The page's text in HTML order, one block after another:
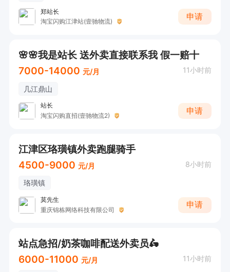
郑站长
淘宝闪购江津站(壹驰物流)
申请
🌸🌸我是站长 送外卖直接联系我 假一赔十
7000-14000 元/月 11小时前
几江鼎山
站长
淘宝闪购直招(壹驰物流2)
申请
江津区珞璜镇外卖跑腿骑手
4500-9000 元/月 8小时前
珞璜镇
莫先生
重庆锦栋网络科技有限公司
申请
站点急招/奶茶咖啡配送外卖员🛵
6000-11000 元/月 11小时前